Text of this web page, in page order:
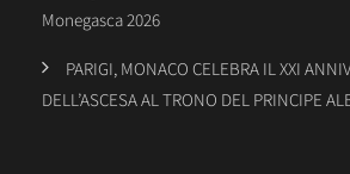
Monegasca 2026
PARIGI, MONACO CELEBRA IL XXI
DELL’ASCESA AL TRONO DEL PRINCIPE